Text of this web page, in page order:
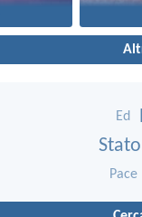
Ed
Stato
Pace